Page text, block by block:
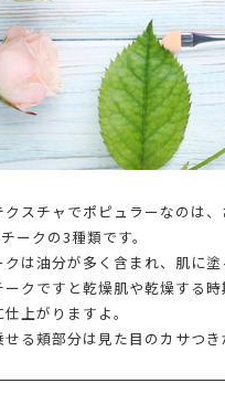
クスチャでポピュラーなのは
ークの3種類です。
クは油分が多く含まれ、肌に
ークですと乾燥肌や乾燥する
上がりますよ。
せる頬部分は見た目のカサつ